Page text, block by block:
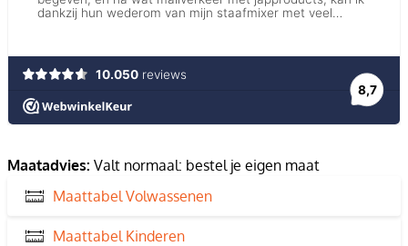
Maatadvies: Valt normaal: bestel je eigen maat
Maattabel Volwassenen
Maattabel Kinderen